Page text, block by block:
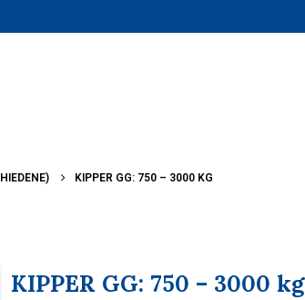
KIPPER GG: 750 – 3000 KG
KIPPER GG: 750 – 3000 kg